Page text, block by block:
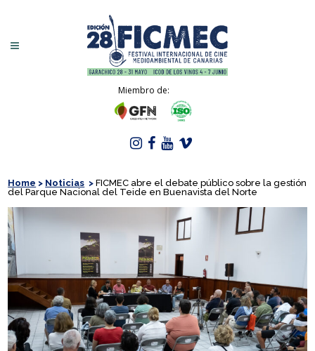
Miembro de:
Home > Noticias >FICMEC abre el debate público sobre la gestión
del Parque Nacional del Teide en Buenavista del Norte